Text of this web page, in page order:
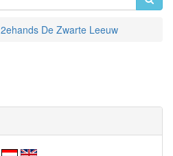
2ehands De Zwarte Leeuw